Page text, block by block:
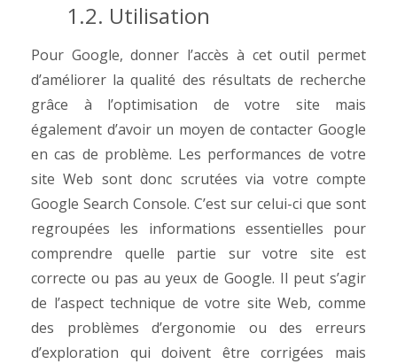
1.2. Utilisation
Pour Google, donner l’accès à cet outil permet
d’améliorer la qualité des résultats de recherche
grâce à l’optimisation de votre site mais
également d’avoir un moyen de contacter Google
en cas de problème. Les performances de votre
site Web sont donc scrutées via votre compte
Google Search Console. C’est sur celui-ci que sont
regroupées les informations essentielles pour
comprendre quelle partie sur votre site est
correcte ou pas au yeux de Google. Il peut s’agir
de l’aspect technique de votre site Web, comme
des problèmes d’ergonomie ou des erreurs
d’exploration qui doivent être corrigées mais